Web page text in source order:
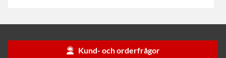
Kund- och orderfrågor